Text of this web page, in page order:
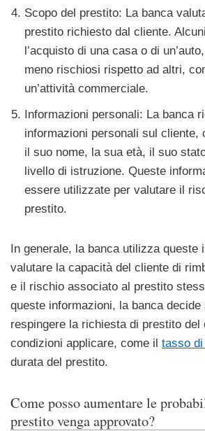
Scopo del prestito: La banca
prestito richiesto dal cliente.
l’acquisto di una casa o di
meno rischiosi rispetto ad altri,
un’attività commerciale.
Informazioni personali: La banca
informazioni personali sul cliente,
il suo nome, la sua età, il suo
livello di istruzione. Queste
essere utilizzate per valutare il
prestito.
In generale, la banca utilizza queste
valutare la capacità del cliente di
e il rischio associato al prestito
queste informazioni, la banca decide
respingere la richiesta di prestito del
condizioni applicare, come il tasso
durata del prestito.
Come posso aumentare le
prestito venga approvato?